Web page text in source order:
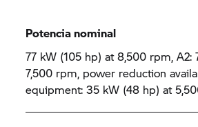
Potencia nominal
77 kW (105 hp) at 8,500 rpm, A2:
7,500 rpm, power reduction
equipment: 35 kW (48 hp) at